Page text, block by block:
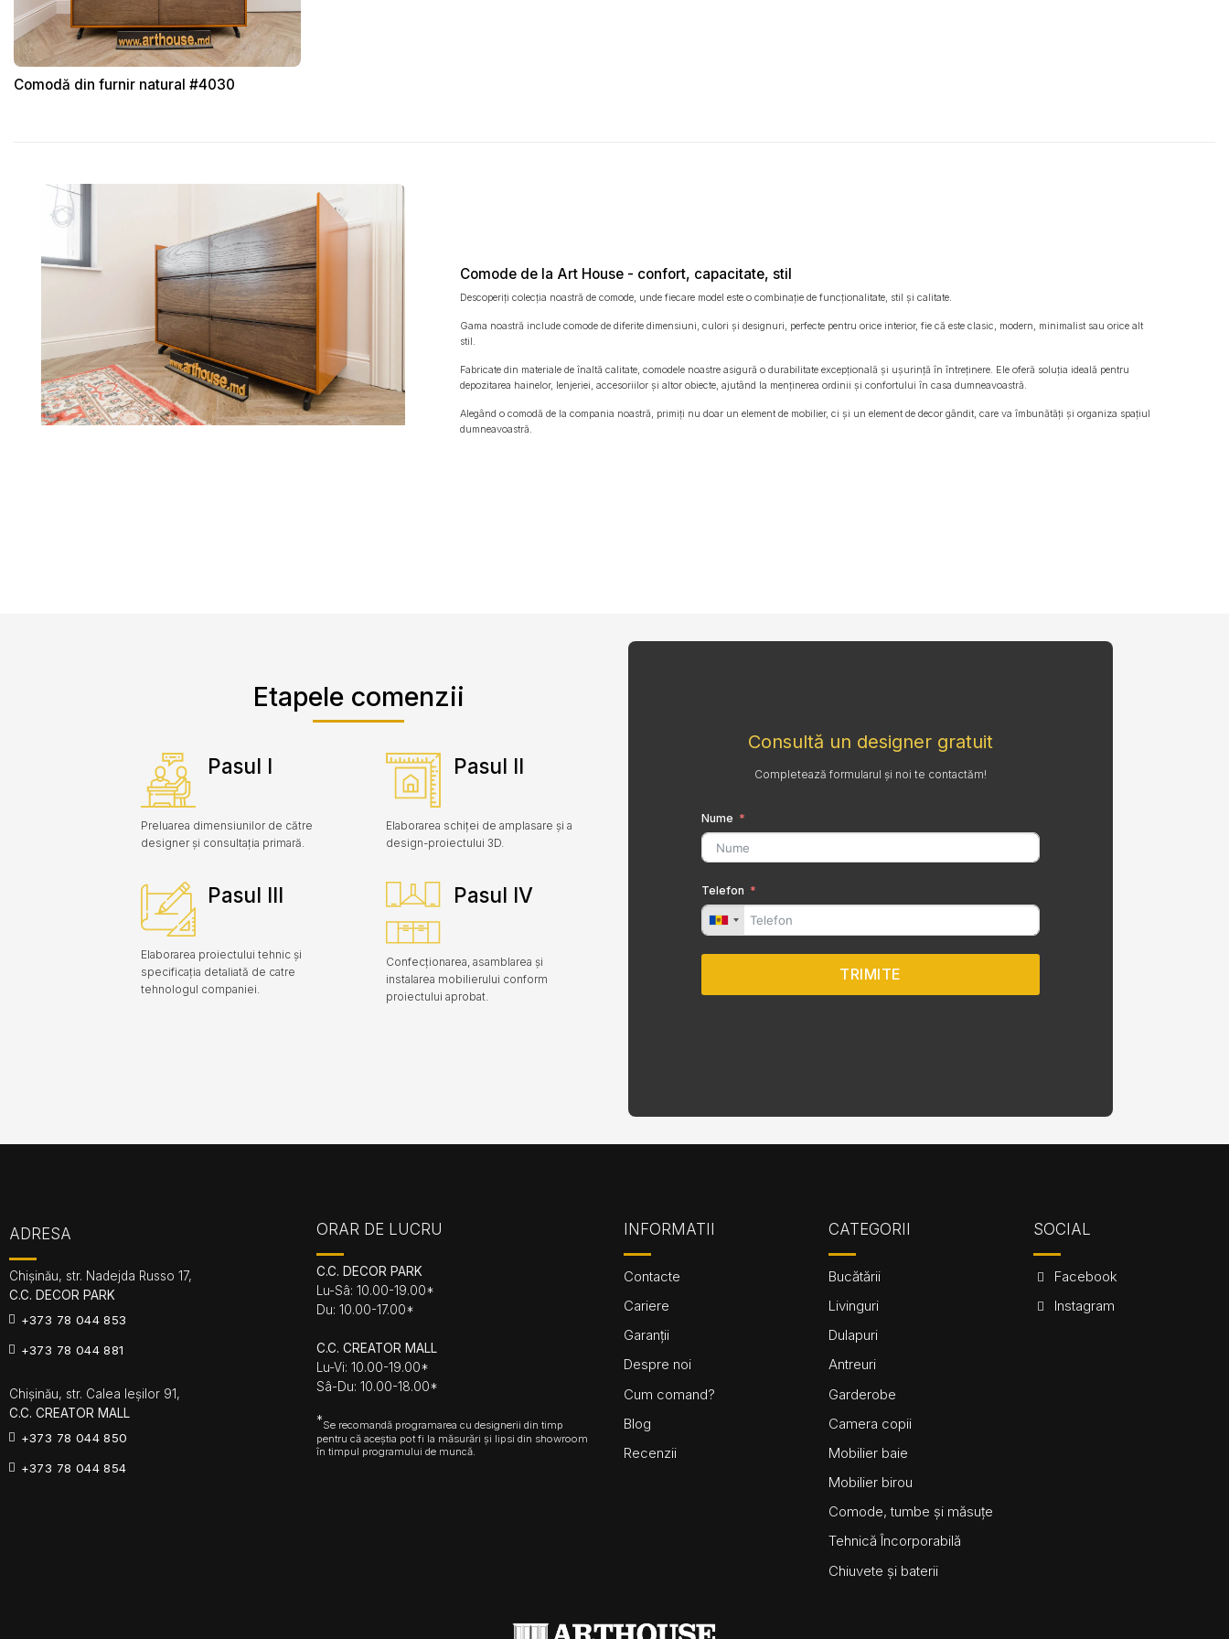
Comodă din furnir natural #4030
Comode de la Art House - confort, capacitate, stil
Descoperiți colecția noastră de comode, unde fiecare model este o combinație de funcționalitate, stil și calitate.
Gama noastră include comode de diferite dimensiuni, culori și designuri, perfecte pentru orice interior, fie că este clasic, modern, minimalist sau orice alt
stil.
Fabricate din materiale de înaltă calitate, comodele noastre asigură o durabilitate excepțională și ușurință în întreținere. Ele oferă soluția ideală pentru
depozitarea hainelor, lenjeriei, accesoriilor și altor obiecte, ajutând la menținerea ordinii și confortului în casa dumneavoastră.
Alegând o comodă de la compania noastră, primiți nu doar un element de mobilier, ci și un element de decor gândit, care va îmbunătăți și organiza spațiul
dumneavoastră.
Etapele comenzii
Pasul I
Preluarea dimensiunilor de către
designer și consultația primară.
Pasul II
Elaborarea schiței de amplasare și a
design-proiectului 3D.
Pasul III
Elaborarea proiectului tehnic și
specificația detaliată de catre
tehnologul companiei.
Pasul IV
Confecționarea, asamblarea și
instalarea mobilierului conform
proiectului aprobat.
Consultă un designer gratuit
Completează formularul și noi te contactăm!
Nume
Telefon
TRIMITE
ADRESA
Chișinău, str. Nadejda Russo 17,
C.C. DECOR PARK
+373 78 044 853
+373 78 044 881
Chișinău, str. Calea Ieșilor 91,
C.C. CREATOR MALL
+373 78 044 850
+373 78 044 854
ORAR DE LUCRU
C.C. DECOR PARK
Lu-Sâ: 10.00-19.00*
Du: 10.00-17.00*
C.C. CREATOR MALL
Lu-Vi: 10.00-19.00*
Sâ-Du: 10.00-18.00*
*Se recomandă programarea cu designerii din timp
pentru că aceștia pot fi la măsurări și lipsi din showroom
în timpul programului de muncă.
INFORMATII
Contacte
Cariere
Garanții
Despre noi
Cum comand?
Blog
Recenzii
CATEGORII
Bucătării
Livinguri
Dulapuri
Antreuri
Garderobe
Camera copii
Mobilier baie
Mobilier birou
Comode, tumbe și măsuțe
Tehnică Încorporabilă
Chiuvete și baterii
SOCIAL
Facebook
Instagram